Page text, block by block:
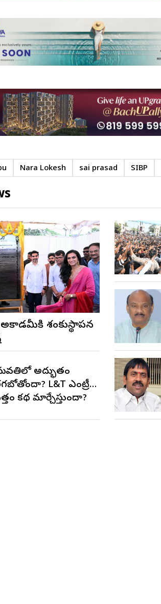
Nara Lokesh sai prasad SIBP
శంకుస్థాపన
అద్భుతం
L&T ఎంట్రీ…
కథ మార్చేస్తుందా?